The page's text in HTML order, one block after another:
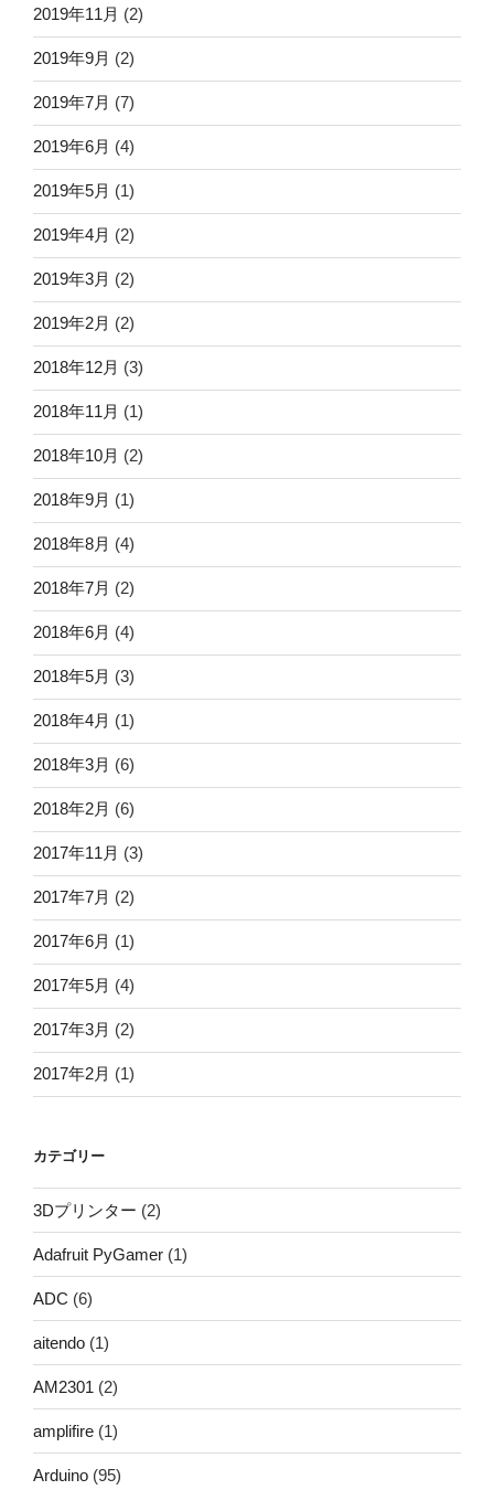
2019年11月 (2)
2019年9月 (2)
2019年7月 (7)
2019年6月 (4)
2019年5月 (1)
2019年4月 (2)
2019年3月 (2)
2019年2月 (2)
2018年12月 (3)
2018年11月 (1)
2018年10月 (2)
2018年9月 (1)
2018年8月 (4)
2018年7月 (2)
2018年6月 (4)
2018年5月 (3)
2018年4月 (1)
2018年3月 (6)
2018年2月 (6)
2017年11月 (3)
2017年7月 (2)
2017年6月 (1)
2017年5月 (4)
2017年3月 (2)
2017年2月 (1)
カテゴリー
3Dプリンター (2)
Adafruit PyGamer (1)
ADC (6)
aitendo (1)
AM2301 (2)
amplifire (1)
Arduino (95)